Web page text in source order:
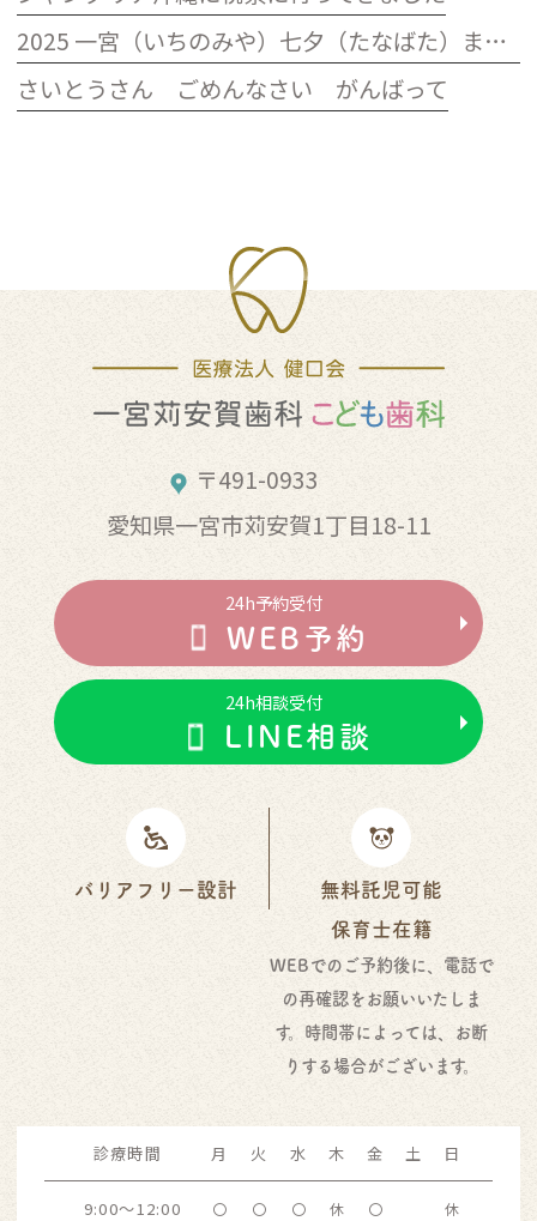
2025 一宮（いちのみや）七夕（たなばた）まつり おりもの感謝祭
さいとうさん ごめんなさい がんばって
〒491-0933
愛知県一宮市苅安賀1丁目18-11
24h予約受付
WEB予約
24h相談受付
LINE相談
バリアフリー設計
無料託児可能
保育士在籍
WEB でのご予約後に、電話で
の再確認をお願いいたしま
す。時間帯によっては、お断
りする場合がございます。
診療時間 月 火 水 木 金 土 日
9:00～12:00 〇 〇 〇 休 〇 休